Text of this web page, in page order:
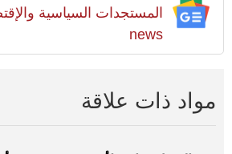
news
مواد ذات علاقة